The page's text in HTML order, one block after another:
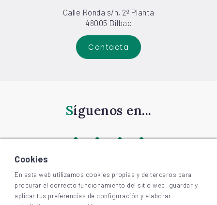
Calle Ronda s/n, 2ª Planta
48005 Bilbao
Contacta
Síguenos en...
©2026 BIZKAIAGARA
Accesibilidad
Cookies
En esta web utilizamos cookies propias y de terceros para
procurar el correcto funcionamiento del sitio web, guardar y
aplicar tus preferencias de configuración y elaborar